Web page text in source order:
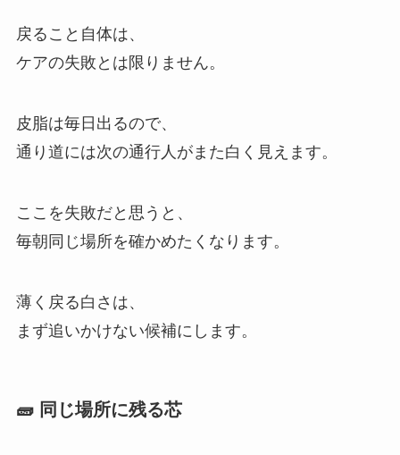
戻ること自体は、
ケアの失敗とは限りません。
皮脂は毎日出るので、
通り道には次の通行人がまた白く見えます。
ここを失敗だと思うと、
毎朝同じ場所を確かめたくなります。
薄く戻る白さは、
まず追いかけない候補にします。
🧱 同じ場所に残る芯